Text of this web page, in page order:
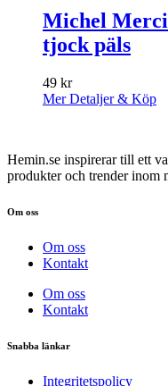
Michel
tjock päls
49 kr
Mer Detaljer & Köp
Hemin.se inspirerar till ett
produkter och trender inom
Om oss
Om oss
Kontakt
Om oss
Kontakt
Snabba länkar
Integritetspolicy